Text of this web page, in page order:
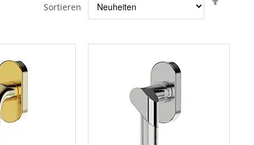
Sortieren